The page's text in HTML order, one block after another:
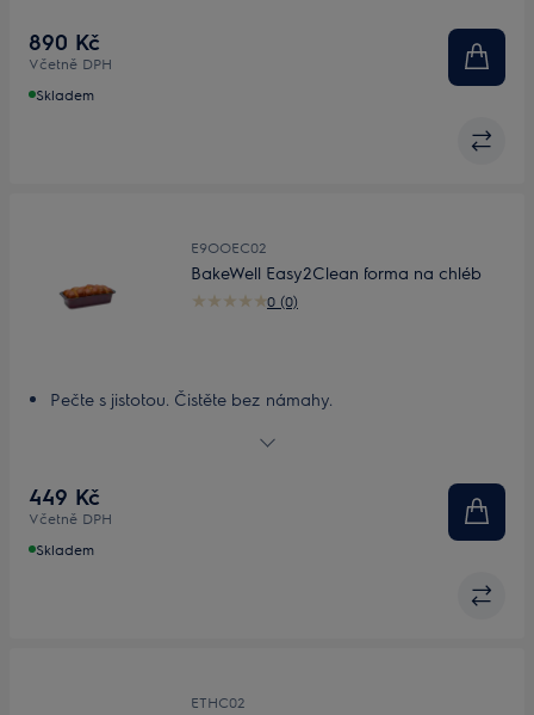
890 Kč
Včetně DPH
Skladem
E9OOEC02
0 (0)
BakeWell Easy2Clean forma na chléb
Pečte s jistotou. Čistěte bez námahy.
Rychlé, snadné mytí bez drhnutí
Barevné pojetí vaření
449 Kč
Včetně DPH
Skladem
ETHC02